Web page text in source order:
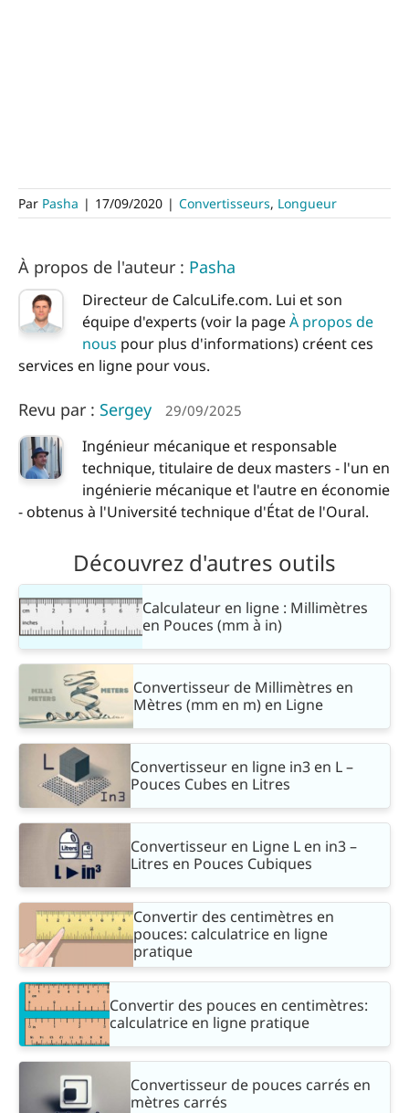
Par Pasha | 17/09/2020 | Convertisseurs, Longueur
À propos de l'auteur : Pasha
Directeur de CalcuLife.com. Lui et son
équipe d'experts (voir la pageÀ propos de
nous pour plus d'informations) créent ces
services en ligne pour vous.
Revu par : Sergey 29/09/2025
Ingénieur mécanique et responsable
technique, titulaire de deux masters - l'un en
ingénierie mécanique et l'autre en économie
- obtenus à l'Université technique d'État de l'Oural.
Découvrez d'autres outils
Calculateur en ligne : Millimètres
en Pouces (mm à in)
Convertisseur de Millimètres en
Mètres (mm en m) en Ligne
Convertisseur en ligne in3 en L –
Pouces Cubes en Litres
Convertisseur en Ligne L en in3 –
Litres en Pouces Cubiques
Convertir des centimètres en
pouces: calculatrice en ligne
pratique
Convertir des pouces en centimètres:
calculatrice en ligne pratique
Convertisseur de pouces carrés en
mètres carrés